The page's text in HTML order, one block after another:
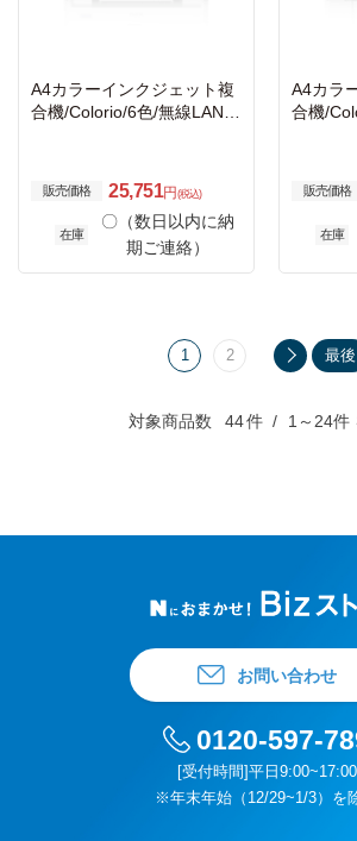
A4カラーインクジェット複
合機/Colorio/6色/無線LAN・
販売価格 25,751円 (税込)
在庫
〇（数日以内に納
期ご連絡）
A4カラ
合機/
販売価格
在庫
対象商品数 44件 1～24件
1 2 最後
お問い合わせ
0120-597-
[受付時間]平日9:00~17:00
※年末年始（12/29~1/3）を